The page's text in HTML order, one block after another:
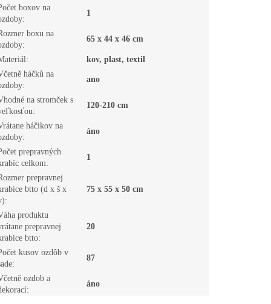
boxov na
:
1
boxu na
:
65 x 44 x 46 cm
:
kov, plast, textil
háčků na
:
ano
na stromček s
:
120-210 cm
háčikov na
:
áno
prepravných
celkom:
1
prepravnej
btto (d x š x
:
75 x 55 x 50 cm
produktu
prepravnej
btto:
20
kusov ozdôb v
:
87
ozdob a
:
áno